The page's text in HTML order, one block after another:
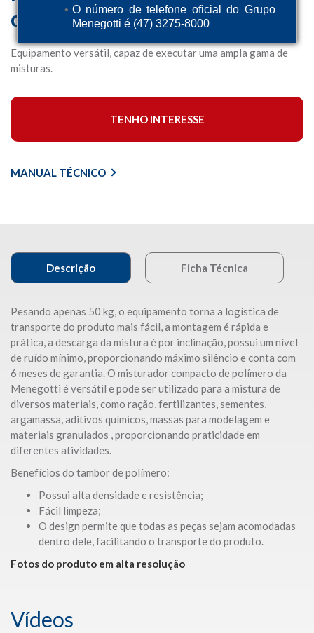
O número de telefone oficial do Grupo
Menegotti é (47) 3275-8000
com Tambor de Polímero
Equipamento versátil, capaz de executar uma ampla gama de
misturas.
TENHO INTERESSE
MANUAL TÉCNICO
Descrição Ficha Técnica
Pesando apenas 50 kg, o equipamento torna a logística de
transporte do produto mais fácil, a montagem é rápida e
prática, a descarga da mistura é por inclinação, possui um nível
de ruído mínimo, proporcionando máximo silêncio e conta com
6 meses de garantia. O misturador compacto de polímero da
Menegotti é versátil e pode ser utilizado para a mistura de
diversos materiais, como ração, fertilizantes, sementes,
argamassa, aditivos químicos, massas para modelagem e
materiais granulados , proporcionando praticidade em
diferentes atividades.
Benefícios do tambor de polímero:
Possui alta densidade e resistência;
Fácil limpeza;
O design permite que todas as peças sejam acomodadas
dentro dele, facilitando o transporte do produto.
Fotos do produto em alta resolução
Vídeos